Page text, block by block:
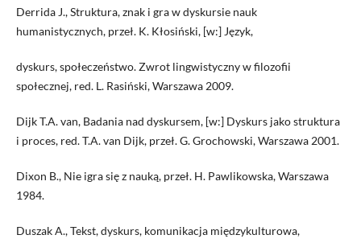
Derrida J., Struktura, znak i gra w dyskursie nauk
humanistycznych, przeł. K. Kłosiński, [w:] Język,
dyskurs, społeczeństwo. Zwrot lingwistyczny w filozofii
społecznej, red. L. Rasiński, Warszawa 2009.
Dijk T.A. van, Badania nad dyskursem, [w:] Dyskurs jako struktura
i proces, red. T.A. van Dijk, przeł. G. Grochowski, Warszawa 2001.
Dixon B., Nie igra się z nauką, przeł. H. Pawlikowska, Warszawa
1984.
Duszak A., Tekst, dyskurs, komunikacja międzykulturowa,